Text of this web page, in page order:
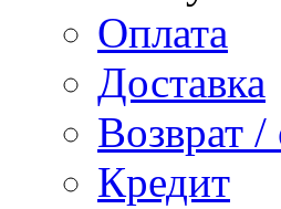
Оплата
Доставка
Возврат
Кредит